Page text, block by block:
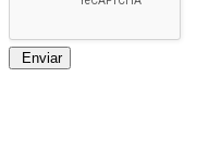
Enviar